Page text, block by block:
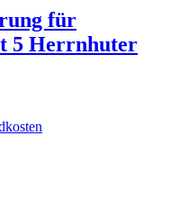
für
5 Herrnhuter